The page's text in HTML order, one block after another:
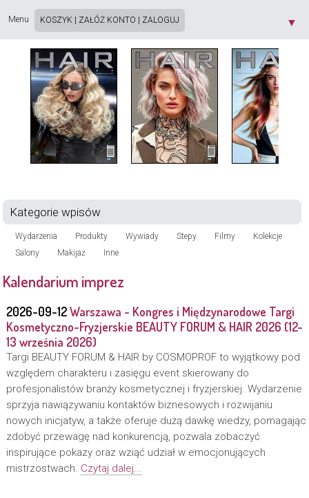
Menu ▼
KOSZYK ZAŁÓŻ KONTO ZALOGUJ
Kategorie wpisów
Wydarzenia Produkty Wywiady Stepy Filmy
Kolekcje
Salony
Makijaż Inne
Kalendarium imprez
2026-09-12 Warszawa - Kongres i Międzynarodowe Targi
Kosmetyczno-Fryzjerskie BEAUTY FORUM & HAIR 2026 (12-
13 września 2026)
Targi BEAUTY FORUM & HAIR by COSMOPROF to wyjątkowy pod
względem charakteru i zasięgu event skierowany do
profesjonalistów branży kosmetycznej i fryzjerskiej. Wydarzenie
sprzyja nawiązywaniu kontaktów biznesowych i rozwijaniu
nowych inicjatyw, a także oferuje dużą dawkę wiedzy, pomagając
zdobyć przewagę nad konkurencją, pozwala zobaczyć
inspirujące pokazy oraz wziąć udział w emocjonujących
mistrzostwach. Czytaj dalej...
cookie, zgodnie z aktualnymi ustawieniami przeglądarki. Dowiedz się więcej o
Prywatności [X]